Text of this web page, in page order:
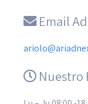
Email
Nuestro